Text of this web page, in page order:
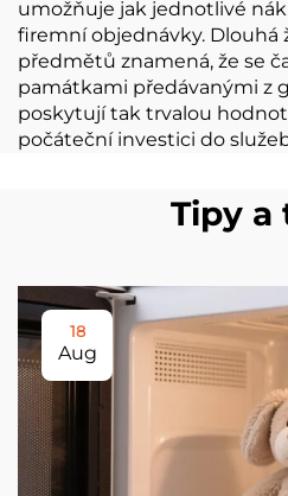
umožňuje jak jednotlivé
firemní objednávky.
předmětů znamená, že se
památkami předávanými z
poskytují tak trvalou
počáteční investici do
Tipy a
18
Aug